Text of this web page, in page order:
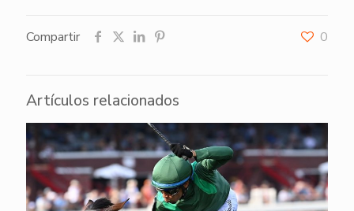
Compartir 0
Artículos relacionados